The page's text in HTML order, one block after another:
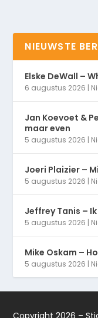
NIEUWSTE
Elske DeWall –
6 augustus 2026 |
Jan Koevoet &
maar even
5 augustus 2026 |
Joeri Plaizier –
5 augustus 2026 |
Jeffrey Tanis –
5 augustus 2026 |
Mike Oskam –
5 augustus 2026 |